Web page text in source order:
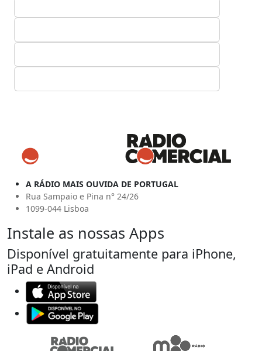
A RÁDIO MAIS OUVIDA DE PORTUGAL
Rua Sampaio e Pina n° 24/26
1099-044 Lisboa
Instale as nossas Apps
Disponível gratuitamente para iPhone,
iPad e Android